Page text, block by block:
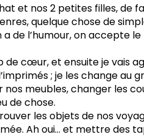
et nos 2 petites filles, de
quelque chose de
de l’humour, on accepte
de cœur, et ensuite je vais
; je les change au
nos meubles, changer les
de chose.
les objets de nos
Ah oui… et mettre des